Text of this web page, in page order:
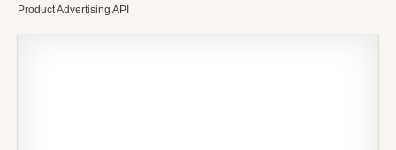
Product Advertising API